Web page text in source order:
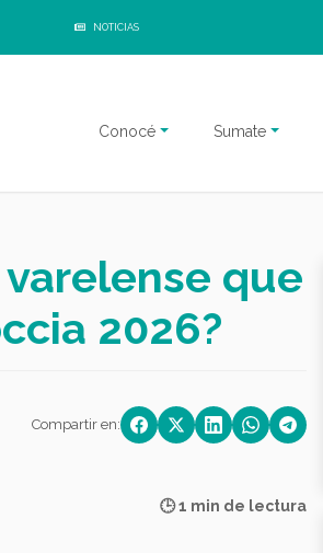
NOTICIAS
Conocé Sumate
que
2026?
Compartir en:
🕒 1 min de lectura